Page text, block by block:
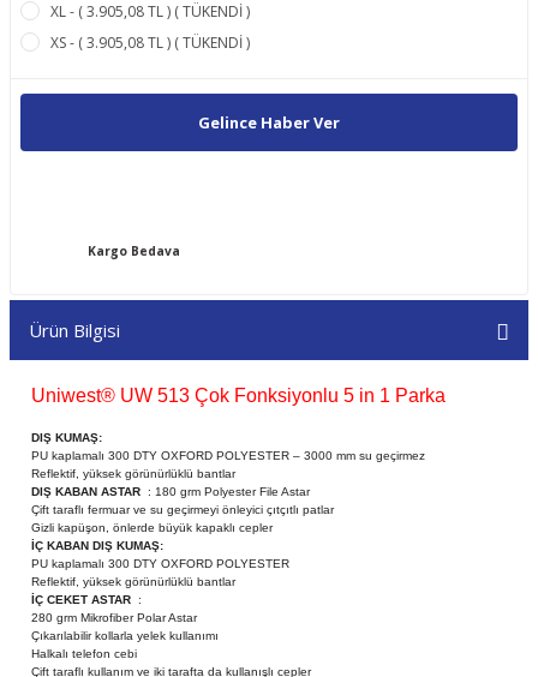
XL - ( 3.905,08 TL ) ( TÜKENDİ )
XS - ( 3.905,08 TL ) ( TÜKENDİ )
Gelince Haber Ver
Kargo Bedava
Ürün Bilgisi
Uniwest® UW 513 Çok Fonksiyonlu 5 in 1 Parka
DIŞ KUMAŞ:
PU kaplamalı 300 DTY OXFORD POLYESTER – 3000 mm su geçirmez
Reflektif, yüksek görünürlüklü bantlar
DIŞ KABAN ASTAR
: 180 grm Polyester File Astar
Çift taraflı fermuar ve su geçirmeyi önleyici çıtçıtlı patlar
Gizli kapüşon, önlerde büyük kapaklı cepler
İÇ KABAN DIŞ KUMAŞ:
PU kaplamalı 300 DTY OXFORD POLYESTER
Reflektif, yüksek görünürlüklü bantlar
İÇ CEKET ASTAR
:
280 grm Mikrofiber Polar Astar
Çıkarılabilir kollarla yelek kullanımı
Halkalı telefon cebi
Çift taraflı kullanım ve iki tarafta da kullanışlı cepler